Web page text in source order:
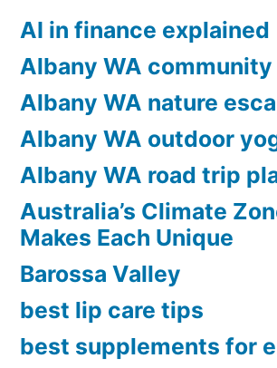
AI in finance explained
Albany WA
Albany WA nature
Albany WA outdoor
Albany WA road trip
Australia’s Climate
Makes Each Unique
Barossa Valley
best lip care tips
best supplements for